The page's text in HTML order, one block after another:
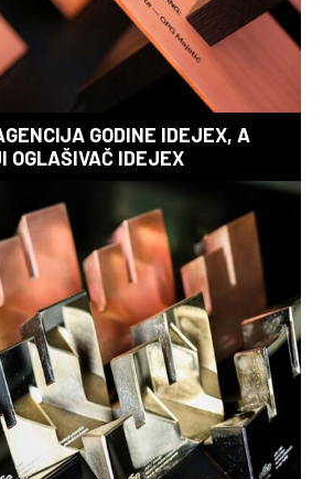
GODINE IDEJEX, A
OGLAŠIVAČ IDEJEX